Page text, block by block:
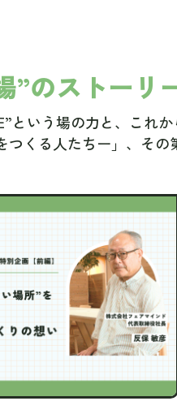
のストーリ
いう場の力と、これか
くる人たちー」、そ